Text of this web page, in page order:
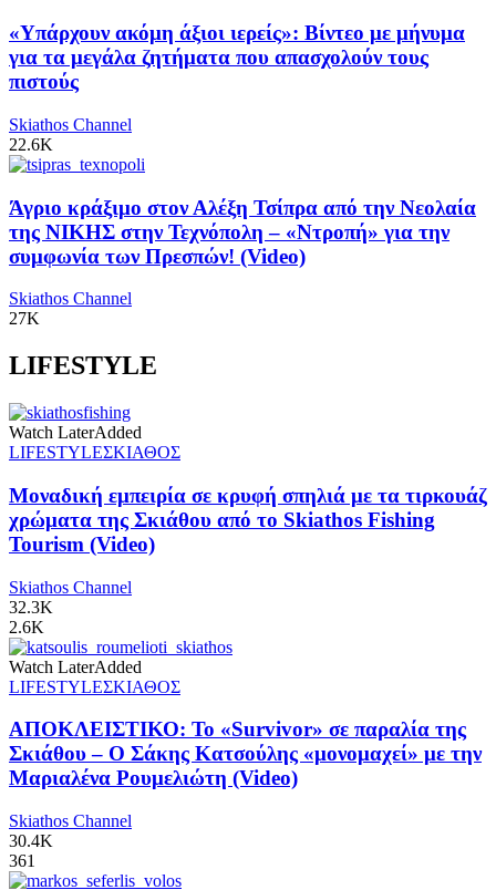
«Υπάρχουν ακόμη άξιοι ιερείς»: Βίντεο με μήνυμα
για τα μεγάλα ζητήματα που απασχολούν τους
πιστούς
Skiathos Channel
22.6K
Άγριο κράξιμο στον Αλέξη Τσίπρα από την Νεολαία
της ΝΙΚΗΣ στην Τεχνόπολη – «Ντροπή» για την
συμφωνία των Πρεσπών! (Video)
Skiathos Channel
27K
LIFESTYLE
Watch LaterAdded
LIFESTYLEΣΚΙΑΘΟΣ
Μοναδική εμπειρία σε κρυφή σπηλιά με τα τιρκουάζ
χρώματα της Σκιάθου από το Skiathos Fishing
Tourism (Video)
Skiathos Channel
32.3K
2.6K
Watch LaterAdded
LIFESTYLEΣΚΙΑΘΟΣ
ΑΠΟΚΛΕΙΣΤΙΚΟ: Το «Survivor» σε παραλία της
Σκιάθου – Ο Σάκης Κατσούλης «μονομαχεί» με την
Μαριαλένα Ρουμελιώτη (Video)
Skiathos Channel
30.4K
361